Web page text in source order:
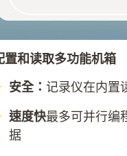
置和读取多功能机箱
安全： 记录仪在内置
速度快最多可并行编
据